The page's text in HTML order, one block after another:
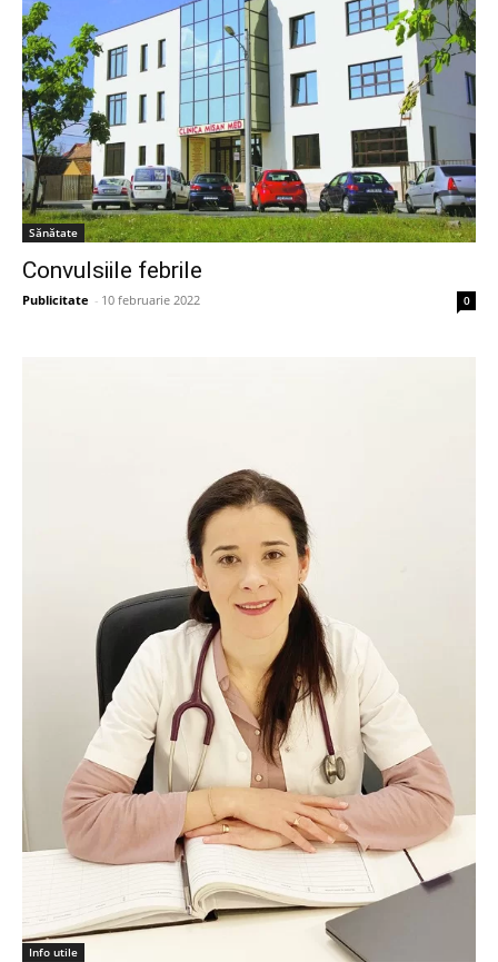
Sănătate
Convulsiile febrile
Publicitate - 10 februarie 2022 0
Info utile